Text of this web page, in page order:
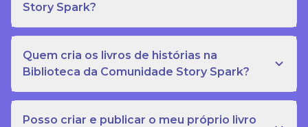
Story Spark?
Quem cria os livros de histórias na
Biblioteca da Comunidade Story Spark?
Posso criar e publicar o meu próprio livro